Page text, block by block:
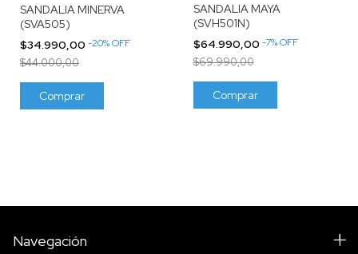
SANDALIA MINERVA
(SVA505)
$34.990,00 -20%OFF
$44.000,00
Comprar
SANDALIA MAYA
(SVH501N)
$64.990,00 -7%OFF
$69.990,00
Comprar
Navegación